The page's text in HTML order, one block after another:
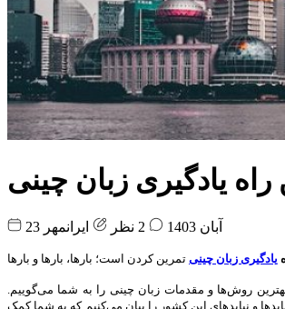
راه یادگیری زبان چینی
23 آبان 1403 ایرانمهر
یادگیری زبان چینی
روش‌ها و مقدمات زبان چینی را به شما می‌گوییم.
و نباید‌های این کشور را بیان می‌کنیم که به شما کمک